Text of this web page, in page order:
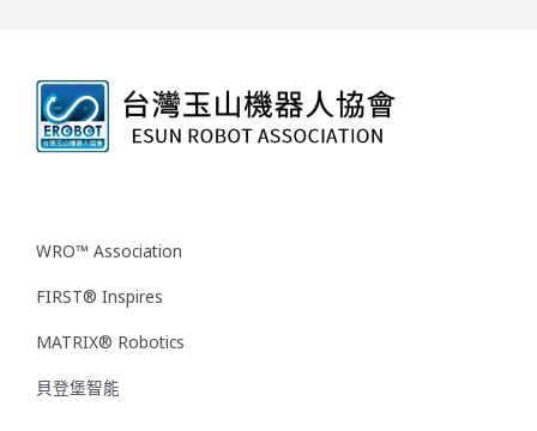
WRO™ Association
FIRST® Inspires
MATRIX® Robotics
貝登堡智能